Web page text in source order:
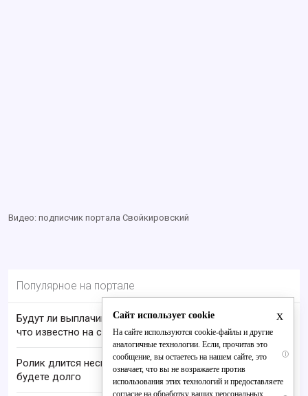
Видео: подписчик портала Свойкировский
Популярное на портале
Будут ли выплачивать 13-ю пенсию в 2026 году:
что известно на сегодня
i
Ролик длится несколько секунд, а смеяться вы
будете долго
x
Сайт использует cookie
На сайте используются cookie-файлы и другие
аналогичные технологии. Если, прочитав это
сообщение, вы остаетесь на нашем сайте, это
означает, что вы не возражаете против
использования этих технологий и предоставляете
согласие на обработку ваших персональных